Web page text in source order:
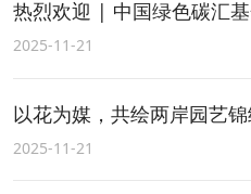
2025-11-21
2025-11-21